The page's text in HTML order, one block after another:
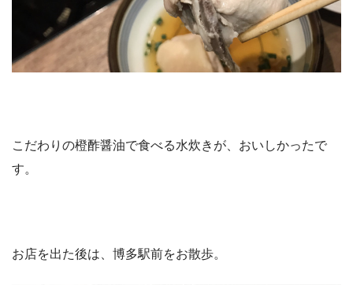
こだわりの橙酢醤油で食べる水炊きが、おいしかったで
す。
お店を出た後は、博多駅前をお散歩。